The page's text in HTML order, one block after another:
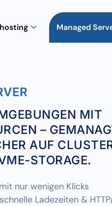
Managed
MIT
–
AUF
STORAGE.
nur wenigen Klicks
Ladezeiten &